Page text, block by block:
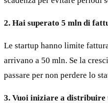
2. Hai superato 5 mln di
Le startup hanno limite
arrivano a 50 mln. Se la
passare per non perdere lo
3. Vuoi iniziare a